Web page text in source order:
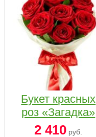
Букет красных
роз «Загадка»
2 410 руб.